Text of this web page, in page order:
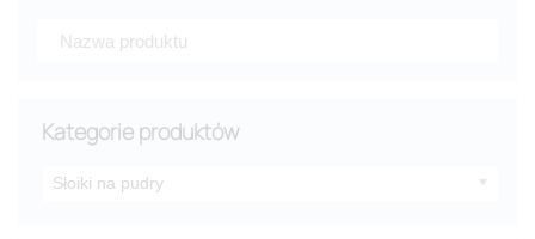
Kategorie produktów
Słoiki na pudry